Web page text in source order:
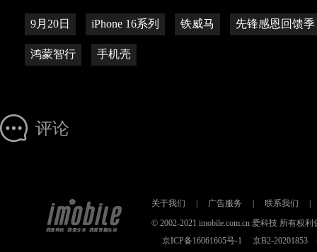
9月20日 iPhone 16系列 铁威马 先锋感恩回馈季
鸿蒙智行 手机壳
评论
关于我们 广告服务 联系我们
© 2002-2021 imobile.com.cn 爱科技 所有权
京ICP备16061605号-1
京B2-20201853